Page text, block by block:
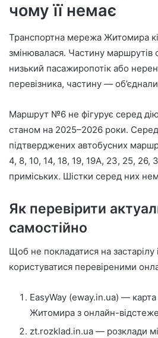
чому її немає
Транспортна мережа Житомира
змінювалася. Частину маршрутів
низький пасажиропотік або
перевізника, частину —
Маршрут №6 не фігурує серед
станом на 2025–2026 роки. Серед
підтверджених автобусних
4, 8, 10, 14, 18, 19, 19А, 23, 25, 26,
приміських. Шістки серед них
Як перевірити
самостійно
Щоб не покладатися на
користуватися перевіреними
EasyWay (eway.in.ua) — карта
Житомира з онлайн-
zt.rozklad.in.ua — розклади